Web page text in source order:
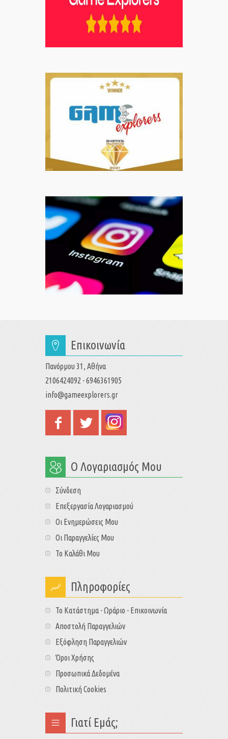
Επικοινωνία
Πανόρμου 31, Αθήνα
2106424092 - 6946361905
info@gameexplorers.gr
Ο Λογαριασμός Μου
Σύνδεση
Επεξεργασία Λογαριασμού
Οι Ενημερώσεις Μου
Οι Παραγγελίες Μου
Το Καλάθι Μου
Πληροφορίες
Το Κατάστημα - Ωράριο - Επικοινωνία
Αποστολή Παραγγελιών
Εξόφληση Παραγγελιών
Όροι Χρήσης
Προσωπικά Δεδομένα
Πολιτική Cookies
Γιατί Εμάς;